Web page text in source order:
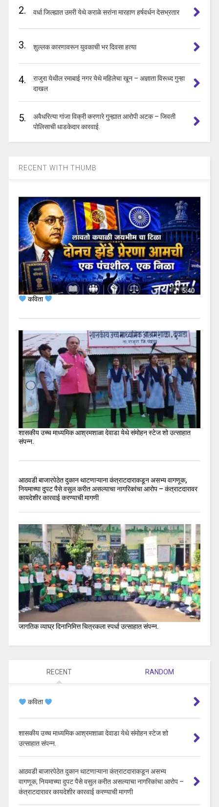
2. वर्धा जिल्ह्यात उमरी येथे कराळे सरांना मारहाण हर्षवर्धन देसभ्रतार
3. शुल्लक कारणावरून युवकाची भर दिवसा हत्या
4.
राजुरा येथील रमाबाई नगर येथे महिलेचा खून – अज्ञाता विरूध्द गुन्हा
दाखल
5.
अवैधरित्या गांजा विक्री करणारे गुन्ह्यात आरोपी अटक – जिवती
पोलिसाची धाडकेदार कारवाई.
RECENT WITH THUMB
कविता
शासकीय उच्च माध्यमिक आश्रमशाळा देवाडा येथे संमोहन स्टेज शो उत्साहात
संपन्न.
आठवडी बाजारपेठेत दुकान थाटणाऱ्याना कंत्राटदाराकडून असभ्य वागणूक,
नियमाच्या दुपट पैसे वसुल करीत असल्याचा नागरिकांचा आरोप – कंत्राटदारावर
कायदेशीर कारवाई करण्याची मागणी
जागतिक व्याघ्र दिनानिमित्त चित्रकला स्पर्धा उत्साहात संपन्न.
RECENT RANDOM
कविता
शासकीय उच्च माध्यमिक आश्रमशाळा देवाडा येथे संमोहन स्टेज शो
उत्साहात संपन्न.
आठवडी बाजारपेठेत दुकान थाटणाऱ्याना कंत्राटदाराकडून असभ्य
वागणूक, नियमाच्या दुपट पैसे वसुल करीत असल्याचा नागरिकांचा आरोप –
कंत्राटदारावर कायदेशीर कारवाई करण्याची मागणी